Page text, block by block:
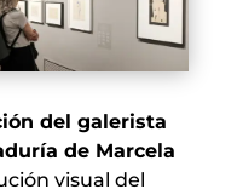
del galerista
de Marcela
visual del